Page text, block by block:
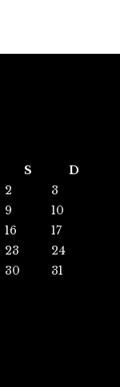
S
D
2
3
9
10
16
17
23
24
30 31